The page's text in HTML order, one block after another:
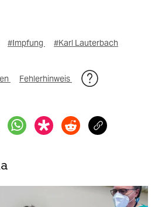
#Impfung #Karl Lauterbach
Fehlerhinweis